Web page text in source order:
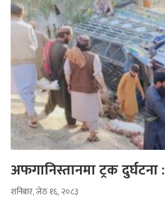
अफगानिस्तानमा ट्रक
शनिबार, जेठ १६, २०८३